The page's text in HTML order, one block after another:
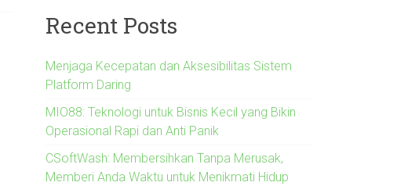
Recent Posts
Menjaga Kecepatan dan Aksesibilitas Sistem
Platform Daring
MIO88: Teknologi untuk Bisnis Kecil yang Bikin
Operasional Rapi dan Anti Panik
CSoftWash: Membersihkan Tanpa Merusak,
Memberi Anda Waktu untuk Menikmati Hidup